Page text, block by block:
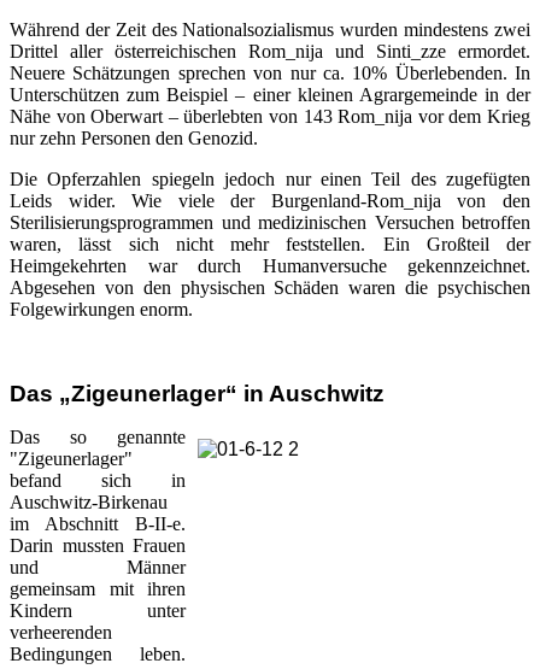
Während der Zeit des Nationalsozialismus wurden mindestens zwei
Drittel aller österreichischen Rom_nija und Sinti_zze ermordet.
Neuere Schätzungen sprechen von nur ca. 10% Überlebenden. In
Unterschützen zum Beispiel – einer kleinen Agrargemeinde in der
Nähe von Oberwart – überlebten von 143 Rom_nija vor dem Krieg
nur zehn Personen den Genozid.
Die Opferzahlen spiegeln jedoch nur einen Teil des zugefügten
Leids wider. Wie viele der Burgenland-Rom_nija von den
Sterilisierungsprogrammen und medizinischen Versuchen betroffen
waren, lässt sich nicht mehr feststellen. Ein Großteil der
Heimgekehrten war durch Humanversuche gekennzeichnet.
Abgesehen von den physischen Schäden waren die psychischen
Folgewirkungen enorm.
Das „Zigeunerlager“ in Auschwitz
Das so genannte
"Zigeunerlager"
befand sich in
Auschwitz-Birkenau
im Abschnitt B-II-e.
Darin mussten Frauen
und Männer
gemeinsam mit ihren
Kindern unter
verheerenden
Bedingungen leben.